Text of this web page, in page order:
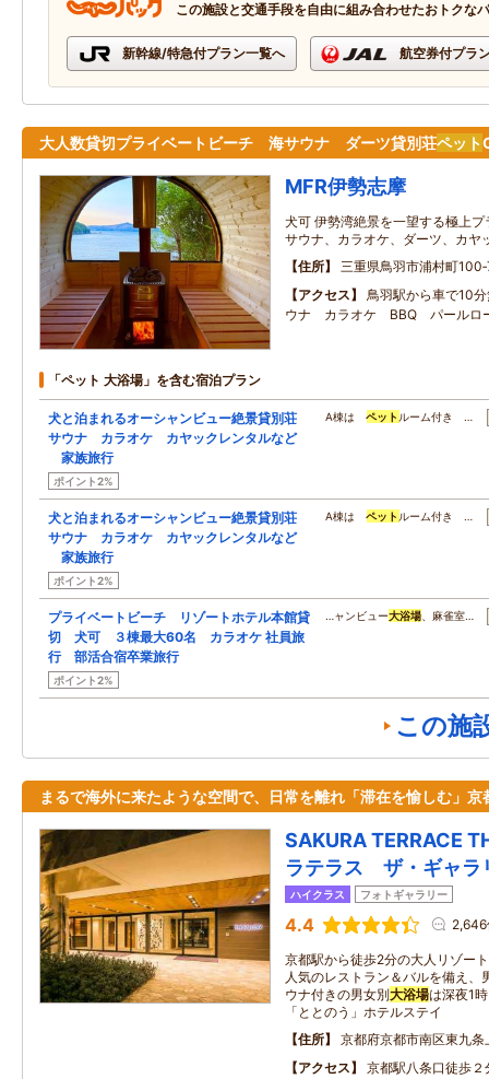
この施設と交通手段を自由に組み合わせたおトクな
新幹線/特急付プラン一覧へ 航空券付プラ
大人数貸切プライベートビーチ 海サウナ ダーツ貸別荘ペット
MFR伊勢志摩
犬可 伊勢湾絶景を一望する極上
サウナ、カラオケ、ダーツ、カヤ
住所
三重県鳥羽市浦村町
アクセス
鳥羽駅から車で10
ウナ カラオケ BBQ パールロ
「ペット 大浴場」を含む宿泊プラン
犬と泊まれるオーシャンビュー絶景貸別荘
サウナ カラオケ カヤックレンタルなど
家族旅行
ポイント2%
A棟はペット ルーム付き …
犬と泊まれるオーシャンビュー絶景貸別荘
サウナ カラオケ カヤックレンタルなど
家族旅行
ポイント2%
A棟はペット ルーム付き …
プライベートビーチ リゾートホテル本館貸
切 犬可 ３棟最大60名 カラオケ 社員旅
行 部活合宿卒業旅行
ポイント2%
…ャンビュー大浴場 、麻雀室…
この施
まるで海外に来たような空間で、日常を離れ「滞在を愉しむ」京
SAKURA TERRACE
ラテラス ザ・ギャラ
ハイクラス フォトギャラリー
4.4
京都駅から徒歩2分の大人リゾー
人気のレストラン＆バルを備え、
ウナ付きの男女別大浴場は深夜1
「ととのう」ホテルステイ
住所
京都府京都市南区東九
アクセス
京都駅八条口徒歩